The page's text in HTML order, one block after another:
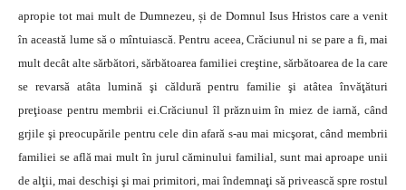
apropie tot mai mult de Dumnezeu, și de Domnul Isus Hristos care a venit
în această lume să o mîntuiască. Pentru aceea, Crăciunul ni se pare a fi, mai
mult decât alte sărbători, sărbătoarea familiei creştine, sărbătoarea de la care
se revarsă atâta lumină şi căldură pentru familie şi atâtea învăţături
preţioase pentru membrii ei.Crăciunul îl prăznuim în miez de iarnă, când
grjile şi preocupările pentru cele din afară s-au mai micşorat, când membrii
familiei se află mai mult în jurul căminului familial, sunt mai aproape unii
de alţii, mai deschişi şi mai primitori, mai îndemnaţi să privească spre rostul